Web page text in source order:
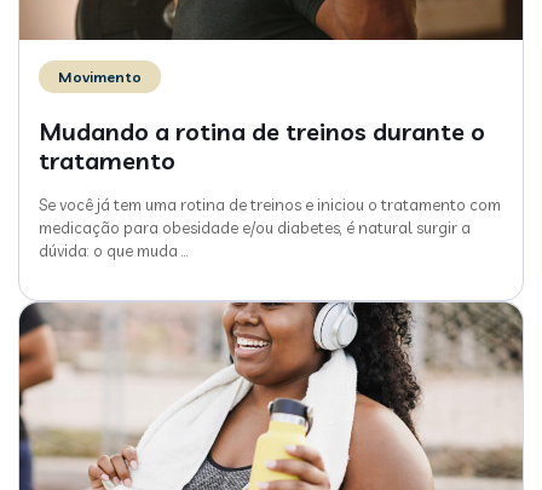
Movimento
Mudando a rotina de treinos durante o
tratamento
Se você já tem uma rotina de treinos e iniciou o tratamento com
medicação para obesidade e/ou diabetes, é natural surgir a
dúvida: o que muda